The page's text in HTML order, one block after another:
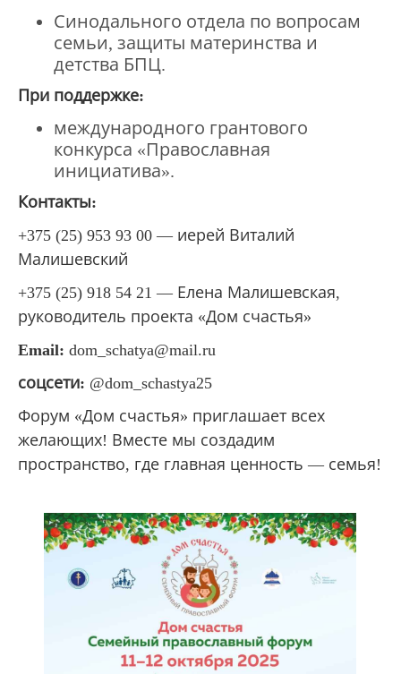
Синодального отдела по вопросам
семьи, защиты материнства и
детства БПЦ.
При поддержке:
международного грантового
конкурса «Православная
инициатива».
Контакты:
+375 (25) 953 93 00 — иерей Виталий
Малишевский
+375 (25) 918 54 21 — Елена Малишевская,
руководитель проекта «Дом счастья»
Email: dom_schatya@mail.ru
соцсети: @dom_schastya25
Форум «Дом счастья» приглашает всех
желающих! Вместе мы создадим
пространство, где главная ценность — семья!